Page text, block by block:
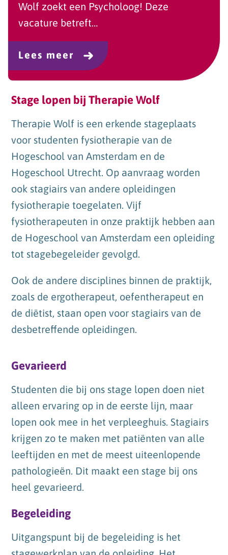
Wolf zoekt een Psycholoog! Deze
vacature betreft…
Lees meer
Stage lopen bij Therapie Wolf
Therapie Wolf is een erkende stageplaats
voor studenten fysiotherapie van de
Hogeschool van Amsterdam en de
Hogeschool Utrecht. Op aanvraag worden
ook stagiairs van andere opleidingen
fysiotherapie toegelaten. Vijf
fysiotherapeuten in onze praktijk hebben aan
de Hogeschool van Amsterdam een opleiding
tot stagebegeleider gevolgd.
Ook de andere disciplines binnen de praktijk,
zoals de ergotherapeut, oefentherapeut en
de diëtist, staan open voor stagiairs van de
desbetreffende opleidingen.
Gevarieerd
Studenten die bij ons stage lopen doen niet
alleen ervaring op in de eerste lijn, maar
lopen ook mee in het verpleeghuis. Stagiairs
krijgen zo te maken met patiënten van alle
leeftijden en met de meest uiteenlopende
pathologieën. Dit maakt een stage bij ons
heel gevarieerd.
Begeleiding
Uitgangspunt bij de begeleiding is het